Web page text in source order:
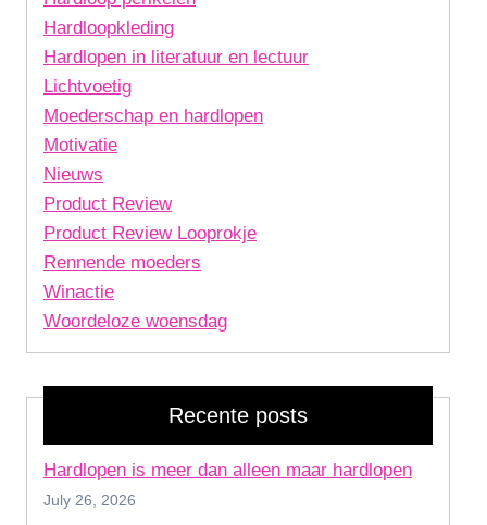
Hardloopkleding
Hardlopen in literatuur en lectuur
Lichtvoetig
Moederschap en hardlopen
Motivatie
Nieuws
Product Review
Product Review Looprokje
Rennende moeders
Winactie
Woordeloze woensdag
Recente posts
Hardlopen is meer dan alleen maar hardlopen
July 26, 2026